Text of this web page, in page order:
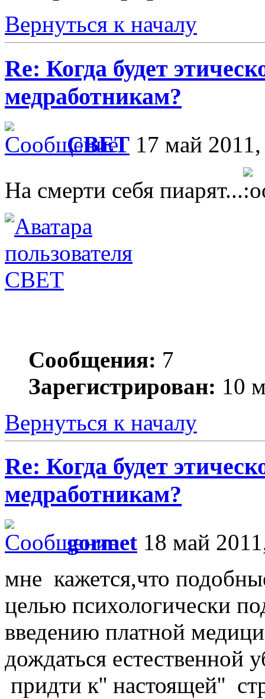
Вернуться к началу
Re: Когда будет
медработникам?
СВЕТ 17 май
На смерти себя пиарят...
СВЕТ
Сообщения: 7
Зарегистрирован: 10
Вернуться к началу
Re: Когда будет
медработникам?
gormet 18 май
мне кажется,что
целью психологически
введению платной
дождаться естественной
придти к'' настоящей''